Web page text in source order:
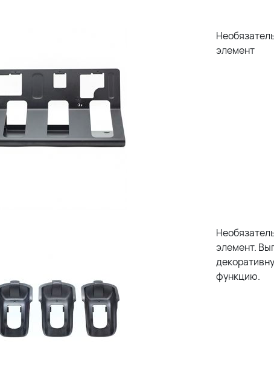
элемент
элемент.
функцию.